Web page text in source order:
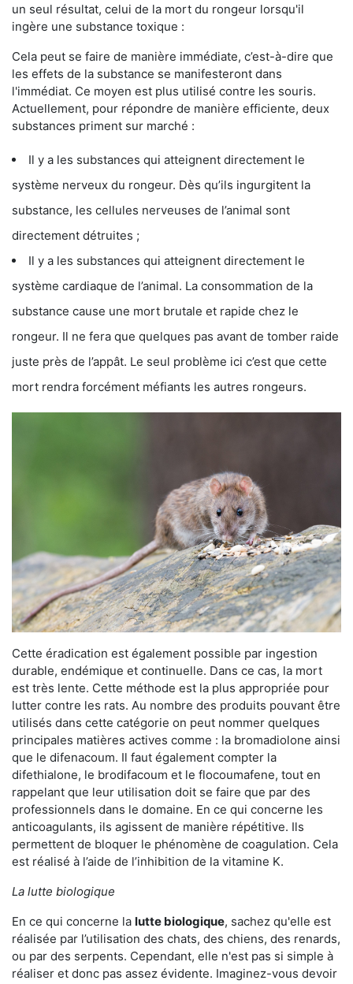
un seul résultat, celui de la mort du rongeur lorsqu'il
ingère une substance toxique :
Cela peut se faire de manière immédiate, c’est-à-dire que
les effets de la substance se manifesteront dans
l'immédiat. Ce moyen est plus utilisé contre les souris.
Actuellement, pour répondre de manière efficiente, deux
substances priment sur marché :
Il y a les substances qui atteignent directement le
système nerveux du rongeur. Dès qu’ils ingurgitent la
substance, les cellules nerveuses de l’animal sont
directement détruites ;
Il y a les substances qui atteignent directement le
système cardiaque de l’animal. La consommation de la
substance cause une mort brutale et rapide chez le
rongeur. Il ne fera que quelques pas avant de tomber raide
juste près de l’appât. Le seul problème ici c’est que cette
mort rendra forcément méfiants les autres rongeurs.
Cette éradication est également possible par ingestion
durable, endémique et continuelle. Dans ce cas, la mort
est très lente. Cette méthode est la plus appropriée pour
lutter contre les rats. Au nombre des produits pouvant être
utilisés dans cette catégorie on peut nommer quelques
principales matières actives comme : la bromadiolone ainsi
que le difenacoum. Il faut également compter la
difethialone, le brodifacoum et le flocoumafene, tout en
rappelant que leur utilisation doit se faire que par des
professionnels dans le domaine. En ce qui concerne les
anticoagulants, ils agissent de manière répétitive. Ils
permettent de bloquer le phénomène de coagulation. Cela
est réalisé à l’aide de l’inhibition de la vitamine K.
La lutte biologique
En ce qui concerne la lutte biologique, sachez qu'elle est
réalisée par l’utilisation des chats, des chiens, des renards,
ou par des serpents. Cependant, elle n'est pas si simple à
réaliser et donc pas assez évidente. Imaginez-vous devoir